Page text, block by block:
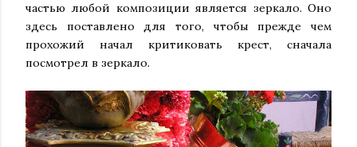
частью любой композиции является зеркало. Оно
здесь поставлено для того, чтобы прежде чем
прохожий начал критиковать крест, сначала
посмотрел в зеркало.